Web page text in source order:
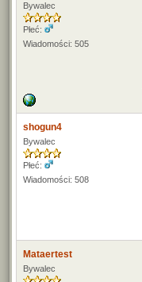
Bywalec
Płeć:
Wiadomości: 505
shogun4
Bywalec
Płeć:
Wiadomości: 508
Mataertest
Bywalec